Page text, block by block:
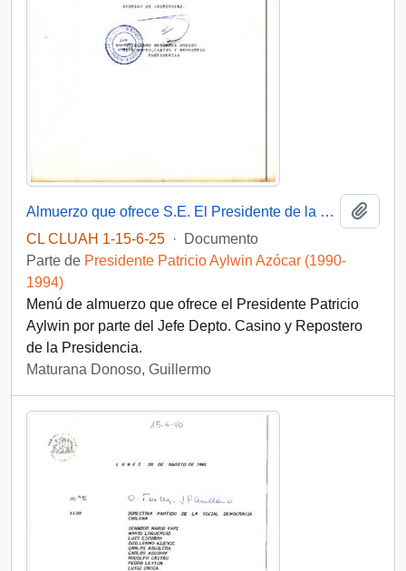
Almuerzo que ofrece S.E. El Presidente de la República
CL CLUAH 1-15-6-25 ·
Documento
Parte de Presidente Patricio Aylwin Azócar (1990-
1994)
Menú de almuerzo que ofrece el Presidente Patricio
Aylwin por parte del Jefe Depto. Casino y Repostero
de la Presidencia.
Maturana Donoso, Guillermo